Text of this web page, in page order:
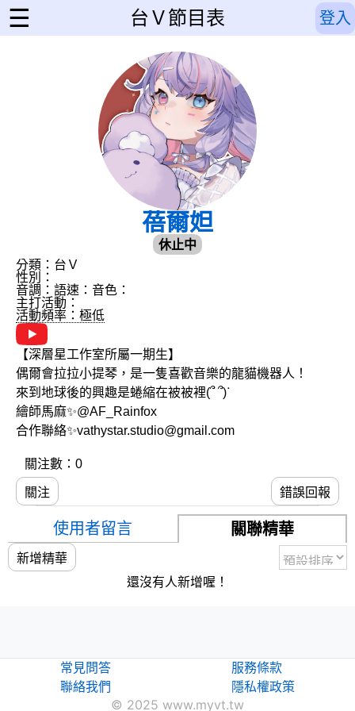
☰ 台Ｖ節目表 登入
蓓爾妲
休止中
分類：台Ｖ
性別：
音調： 語速： 音色：
主打活動：
活動頻率：極低
【深層星工作室所屬一期生】
偶爾會拉拉小提琴，是一隻喜歡音樂的龍貓機器人！
來到地球後的興趣是蜷縮在被被裡(՞ ՞)ᐝ
繪師馬麻✨@AF_Rainfox
合作聯絡✨vathystar.studio@gmail.com
關注數：0
關注 錯誤回報
使用者留言 關聯精華
新增精華
還沒有人新增喔！
常見問答
聯絡我們
服務條款
隱私權政策
© 2025 www.myvt.tw